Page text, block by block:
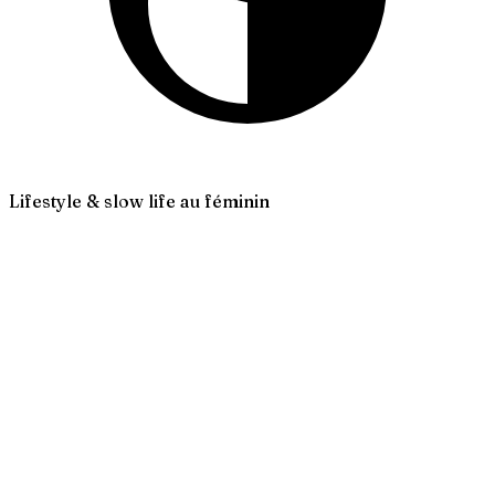
Lifestyle & slow life au féminin